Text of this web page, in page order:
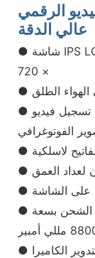
الرقمي
عالي الدقة
● شاشة IPS LCD عالية الدقة مقاس 13 بوصة، بدقة 1280
× 720
الطلق
● نظام تسجيل فيديو رقمي عالي الدقة مع تسجيل فيديو
على الشاشة
● مجموعة بطاريات ليثيوم أيون قابلة لإعادة الشحن بسعة
مللي أمبير
الكاميرا